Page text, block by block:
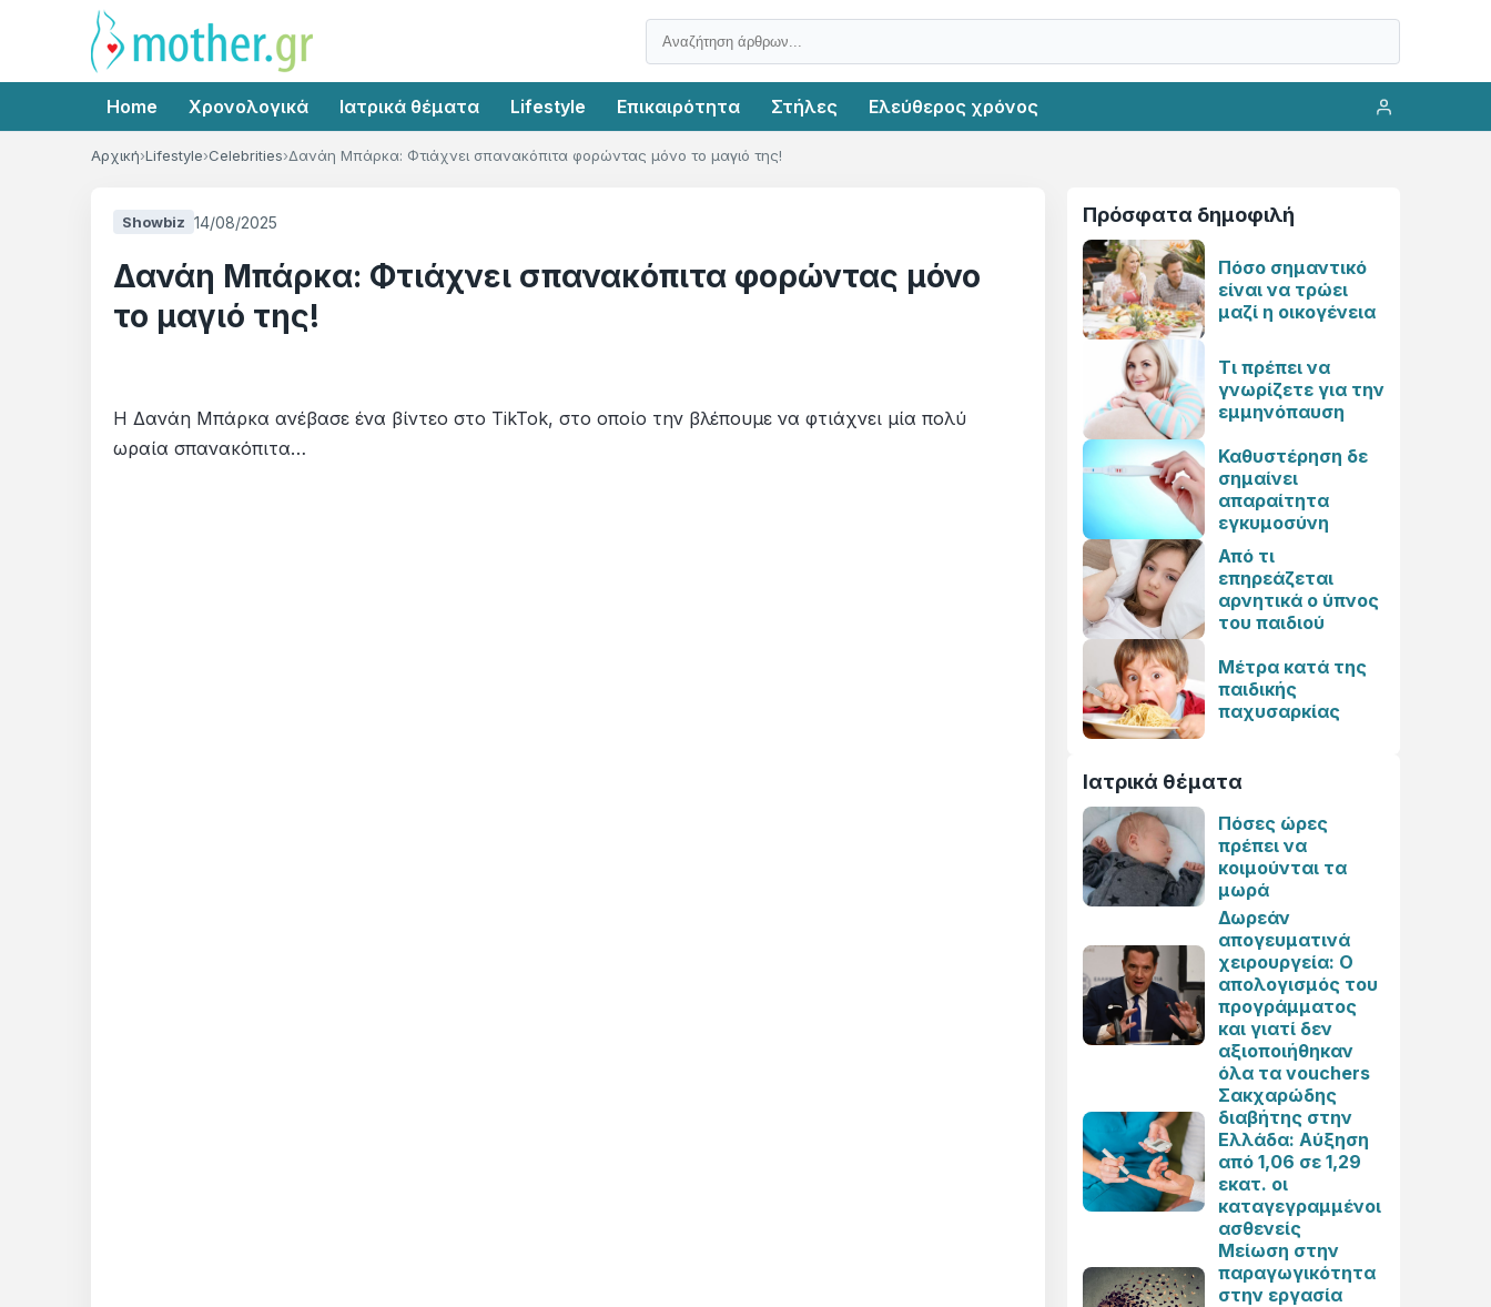
Home Χρονολογικά Ιατρικά θέματα Lifestyle Επικαιρότητα Στήλες Ελεύθερος χρόνος
Αρχική Lifestyle Celebrities Δανάη Μπάρκα: Φτιάχνει σπανακόπιτα φορώντας μόνο το μαγιό της!
Showbiz 14/08/2025
Δανάη Μπάρκα: Φτιάχνει σπανακόπιτα φορώντας μόνο
το μαγιό της!
Η Δανάη Μπάρκα ανέβασε ένα βίντεο στο TikTok, στο οποίο την βλέπουμε να φτιάχνει μία πολύ
ωραία σπανακόπιτα…
Πρόσφατα δημοφιλή
Πόσο σημαντικό
είναι να τρώει
μαζί η οικογένεια
Τι πρέπει να
γνωρίζετε για την
εμμηνόπαυση
Καθυστέρηση δε
σημαίνει
απαραίτητα
εγκυμοσύνη
Από τι
επηρεάζεται
αρνητικά ο ύπνος
του παιδιού
Μέτρα κατά της
παιδικής
παχυσαρκίας
Ιατρικά θέματα
Πόσες ώρες
πρέπει να
κοιμούνται τα
μωρά
Δωρεάν
απογευματινά
χειρουργεία: Ο
απολογισμός του
προγράμματος
και γιατί δεν
αξιοποιήθηκαν
όλα τα vouchers
Σακχαρώδης
διαβήτης στην
Ελλάδα: Αύξηση
από 1,06 σε 1,29
εκατ. οι
καταγεγραμμένοι
ασθενείς
Μείωση στην
παραγωγικότητα
στην εργασία